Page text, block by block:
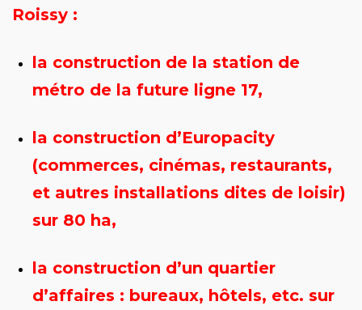
Roissy :
la construction de la station de
métro de la future ligne 17,
la construction d’Europacity
(commerces, cinémas, restaurants,
et autres installations dites de loisir)
sur 80 ha,
la construction d’un quartier
d’affaires : bureaux, hôtels, etc. sur